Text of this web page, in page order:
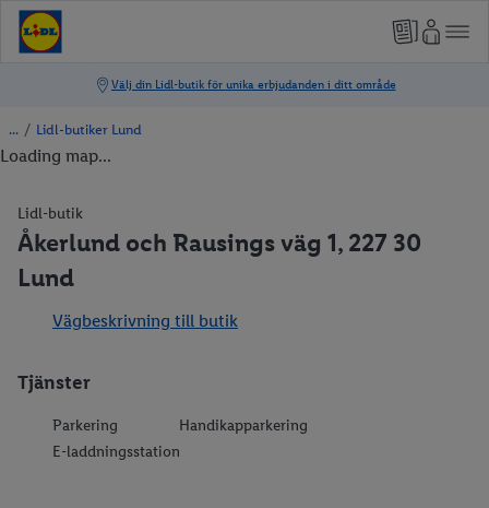
/ Lidl-butiker Lund
Loading map...
Lidl-butik
Åkerlund och Rausings väg 1, 227 30
Lund
Vägbeskrivning till butik
Tjänster
Parkering
Handikapparkering
E-laddningsstation